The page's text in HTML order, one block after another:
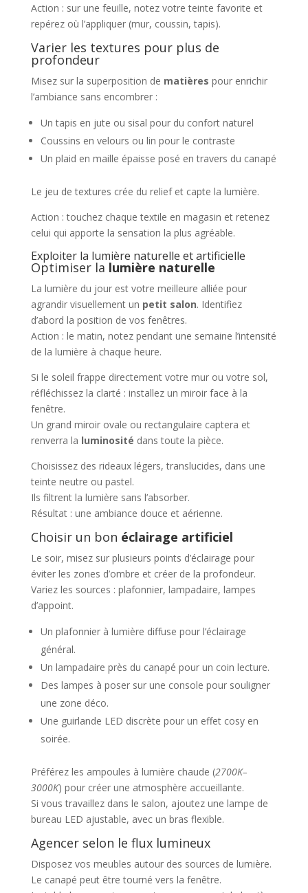
Action : sur une feuille, notez votre teinte favorite et
repérez où l’appliquer (mur, coussin, tapis).
Varier les textures pour plus de
profondeur
Misez sur la superposition de matières pour enrichir
l’ambiance sans encombrer :
Un tapis en jute ou sisal pour du confort naturel
Coussins en velours ou lin pour le contraste
Un plaid en maille épaisse posé en travers du canapé
Le jeu de textures crée du relief et capte la lumière.
Action : touchez chaque textile en magasin et retenez
celui qui apporte la sensation la plus agréable.
Exploiter la lumière naturelle et artificielle
Optimiser la lumière naturelle
La lumière du jour est votre meilleure alliée pour
agrandir visuellement un petit salon. Identifiez
d’abord la position de vos fenêtres.
Action : le matin, notez pendant une semaine l’intensité
de la lumière à chaque heure.
Si le soleil frappe directement votre mur ou votre sol,
réfléchissez la clarté : installez un miroir face à la
fenêtre.
Un grand miroir ovale ou rectangulaire captera et
renverra la luminosité dans toute la pièce.
Choisissez des rideaux légers, translucides, dans une
teinte neutre ou pastel.
Ils filtrent la lumière sans l’absorber.
Résultat : une ambiance douce et aérienne.
Choisir un bon éclairage artificiel
Le soir, misez sur plusieurs points d’éclairage pour
éviter les zones d’ombre et créer de la profondeur.
Variez les sources : plafonnier, lampadaire, lampes
d’appoint.
Un plafonnier à lumière diffuse pour l’éclairage
général.
Un lampadaire près du canapé pour un coin lecture.
Des lampes à poser sur une console pour souligner
une zone déco.
Une guirlande LED discrète pour un effet cosy en
soirée.
Préférez les ampoules à lumière chaude (2700K–
3000K) pour créer une atmosphère accueillante.
Si vous travaillez dans le salon, ajoutez une lampe de
bureau LED ajustable, avec un bras flexible.
Agencer selon le flux lumineux
Disposez vos meubles autour des sources de lumière.
Le canapé peut être tourné vers la fenêtre.